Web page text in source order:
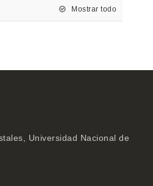
Mostrar todo
Universidad Nacional de